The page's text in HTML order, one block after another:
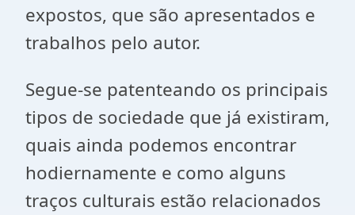
expostos, que são apresentados e
trabalhos pelo autor.
Segue-se patenteando os principais
tipos de sociedade que já existiram,
quais ainda podemos encontrar
hodiernamente e como alguns
traços culturais estão relacionados